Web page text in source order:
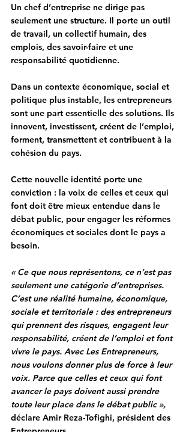
Un chef d’entreprise ne dirige pas
seulement une structure. Il porte un outil
de travail, un collectif humain, des
emplois, des savoir-faire et une
responsabilité quotidienne.
Dans un contexte économique, social et
politique plus instable, les entrepreneurs
sont une part essentielle des solutions. Ils
innovent, investissent, créent de l’emploi,
forment, transmettent et contribuent à la
cohésion du pays.
Cette nouvelle identité porte une
conviction : la voix de celles et ceux qui
font doit être mieux entendue dans le
débat public, pour engager les réformes
économiques et sociales dont le pays a
besoin.
« Ce que nous représentons, ce n’est pas
seulement une catégorie d’entreprises.
C’est une réalité humaine, économique,
sociale et territoriale : des entrepreneurs
qui prennent des risques, engagent leur
responsabilité, créent de l’emploi et font
vivre le pays. Avec Les Entrepreneurs,
nous voulons donner plus de force à leur
voix. Parce que celles et ceux qui font
avancer le pays doivent aussi prendre
toute leur place dans le débat public »,
déclare Amir Reza-Tofighi, président des